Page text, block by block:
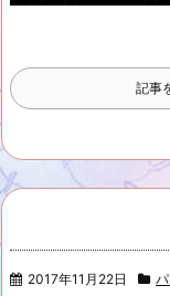
記事
2017年11月22日